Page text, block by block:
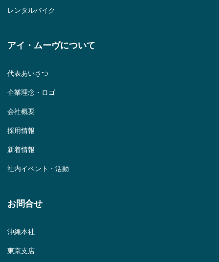
レンタルバイク
アイ・ムーヴについて
代表あいさつ
企業理念・ロゴ
会社概要
採用情報
新着情報
社内イベント・活動
お問合せ
沖縄本社
東京支店